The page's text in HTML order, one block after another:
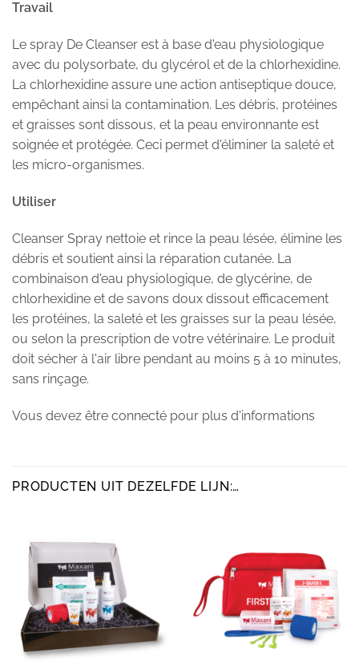
Travail
Le spray De Cleanser est à base d'eau physiologique
avec du polysorbate, du glycérol et de la chlorhexidine.
La chlorhexidine assure une action antiseptique douce,
empêchant ainsi la contamination. Les débris, protéines
et graisses sont dissous, et la peau environnante est
soignée et protégée. Ceci permet d'éliminer la saleté et
les micro-organismes.
Utiliser
Cleanser Spray nettoie et rince la peau lésée, élimine les
débris et soutient ainsi la réparation cutanée. La
combinaison d'eau physiologique, de glycérine, de
chlorhexidine et de savons doux dissout efficacement
les protéines, la saleté et les graisses sur la peau lésée,
ou selon la prescription de votre vétérinaire. Le produit
doit sécher à l'air libre pendant au moins 5 à 10 minutes,
sans rinçage.
Vous devez être connecté pour plus d'informations
PRODUCTEN UIT DEZELFDE LIJN:…